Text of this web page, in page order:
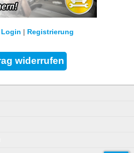
Login | Registrierung